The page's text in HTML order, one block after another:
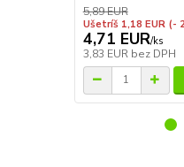
5,89 EUR
Ušetríš 1,18 EUR (-
4,71 EUR/ks
3,83 EUR bez DPH